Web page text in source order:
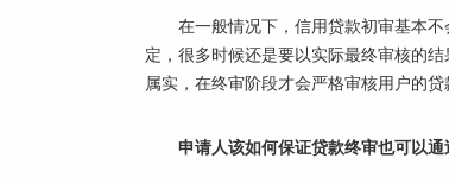
在一般情况下，信用贷款初审基本
定，很多时候还是要以实际最终审核的
属实，在终审阶段才会严格审核用户的
申请人该如何保证贷款终审也可以通